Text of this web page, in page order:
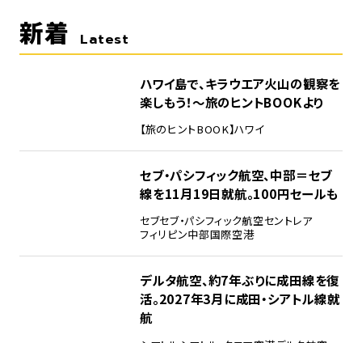
新着 Latest
ハワイ島で、キラウエア火山の観察を
楽しもう！～旅のヒントBOOKより
【旅のヒントBOOK】ハワイ
セブ・パシフィック航空、中部＝セブ
線を11月19日就航。100円セールも
セブセブ・パシフィック航空セントレア
フィリピン中部国際空港
デルタ航空、約7年ぶりに成田線を復
活。2027年3月に成田・シアトル線就
航